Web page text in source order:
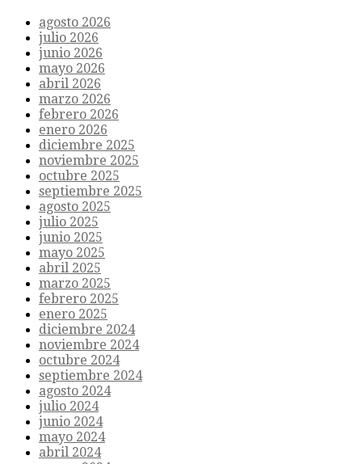
agosto 2026
julio 2026
junio 2026
mayo 2026
abril 2026
marzo 2026
febrero 2026
enero 2026
diciembre 2025
noviembre 2025
octubre 2025
septiembre 2025
agosto 2025
julio 2025
junio 2025
mayo 2025
abril 2025
marzo 2025
febrero 2025
enero 2025
diciembre 2024
noviembre 2024
octubre 2024
septiembre 2024
agosto 2024
julio 2024
junio 2024
mayo 2024
abril 2024